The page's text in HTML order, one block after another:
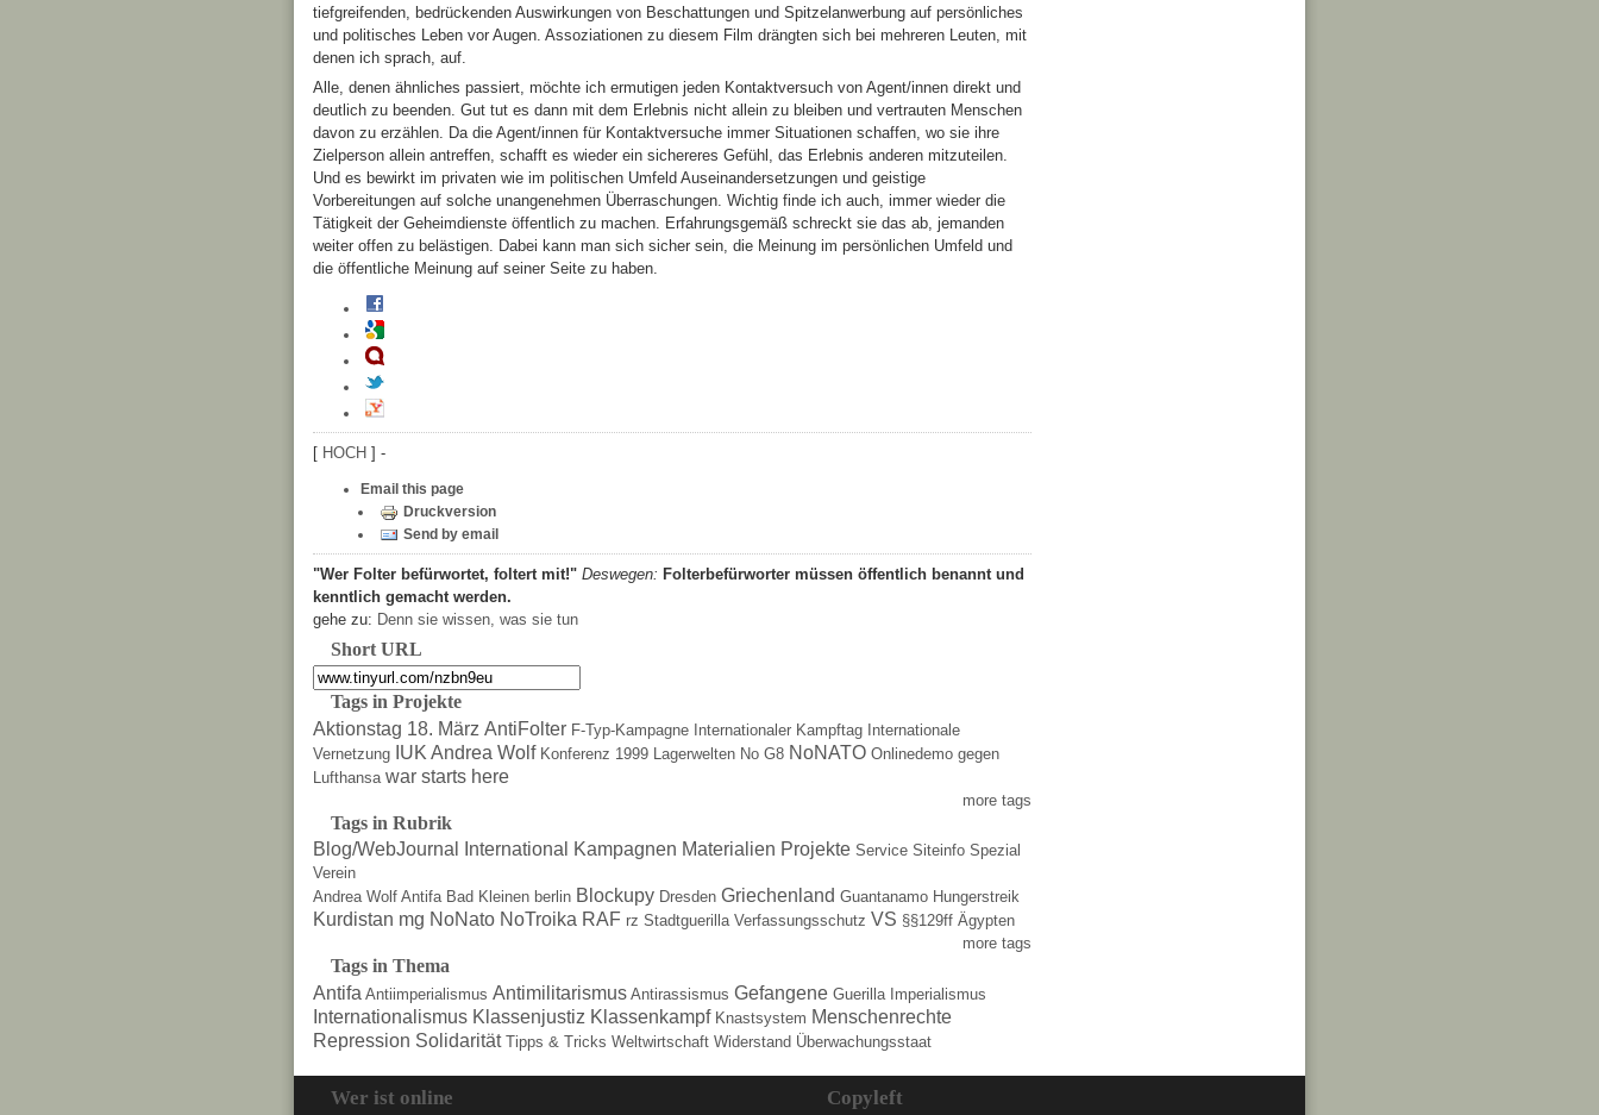
tiefgreifenden, bedrückenden Auswirkungen von Beschattungen und Spitzelanwerbung auf persönliches
und politisches Leben vor Augen. Assoziationen zu diesem Film drängten sich bei mehreren Leuten, mit
denen ich sprach, auf.
Alle, denen ähnliches passiert, möchte ich ermutigen jeden Kontaktversuch von Agent/innen direkt und
deutlich zu beenden. Gut tut es dann mit dem Erlebnis nicht allein zu bleiben und vertrauten Menschen
davon zu erzählen. Da die Agent/innen für Kontaktversuche immer Situationen schaffen, wo sie ihre
Zielperson allein antreffen, schafft es wieder ein sichereres Gefühl, das Erlebnis anderen mitzuteilen.
Und es bewirkt im privaten wie im politischen Umfeld Auseinandersetzungen und geistige
Vorbereitungen auf solche unangenehmen Überraschungen. Wichtig finde ich auch, immer wieder die
Tätigkeit der Geheimdienste öffentlich zu machen. Erfahrungsgemäß schreckt sie das ab, jemanden
weiter offen zu belästigen. Dabei kann man sich sicher sein, die Meinung im persönlichen Umfeld und
die öffentliche Meinung auf seiner Seite zu haben.
[ HOCH ] -
Email this page
Druckversion
Send by email
"Wer Folter befürwortet, foltert mit!" Deswegen: Folterbefürworter müssen öffentlich benannt und
kenntlich gemacht werden.
gehe zu: Denn sie wissen, was sie tun
Short URL
Tags in Projekte
Aktionstag 18. März AntiFolter F-Typ-Kampagne Internationaler Kampftag Internationale
Vernetzung IUK Andrea Wolf Konferenz 1999 Lagerwelten No G8 NoNATO Onlinedemo gegen
Lufthansa war starts here
more tags
Tags in Rubrik
Blog/WebJournal International Kampagnen Materialien Projekte Service Siteinfo Spezial
Verein
Andrea Wolf Antifa Bad Kleinen berlin Blockupy Dresden Griechenland Guantanamo Hungerstreik
Kurdistan mg NoNato NoTroika RAF rz Stadtguerilla Verfassungsschutz VS §§129ff Ägypten
more tags
Tags in Thema
Antifa Antiimperialismus Antimilitarismus Antirassismus Gefangene Guerilla Imperialismus
Internationalismus Klassenjustiz Klassenkampf Knastsystem Menschenrechte
Repression Solidarität Tipps & Tricks Weltwirtschaft Widerstand Überwachungsstaat
Wer ist online Copyleft